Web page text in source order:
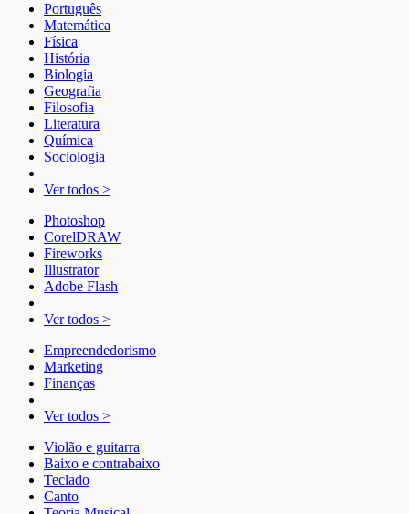
Português
Matemática
Física
História
Biologia
Geografia
Filosofia
Literatura
Química
Sociologia
Ver todos >
Photoshop
CorelDRAW
Fireworks
Illustrator
Adobe Flash
Ver todos >
Empreendedorismo
Marketing
Finanças
Ver todos >
Violão e guitarra
Baixo e contrabaixo
Teclado
Canto